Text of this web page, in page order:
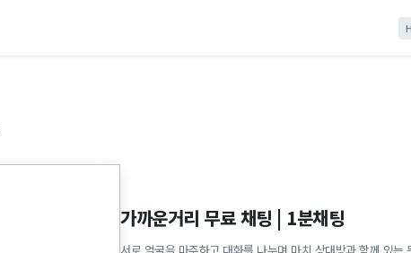
가까운거리 무료 채팅 | 1분채팅